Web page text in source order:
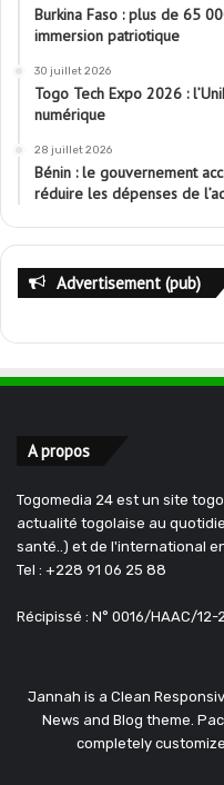
Burkina Faso : plus de 65
immersion patriotique
30 juillet 2026
Togo Tech Expo 2026 :
numérique
28 juillet 2026
Bénin : le gouvernement
réduire les dépenses de
Advertisement (pub)
A propos
Togomedia 24 est un site
actualité togolaise au
santé..) et de l'international
Tel : +228 91 06 25 88
Récipissé : N° 0016/HAAC/
Jannah is a Clean
News and Blog theme.
completely